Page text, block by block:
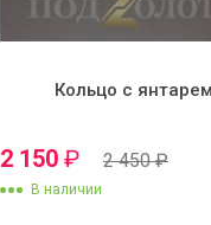
Кольцо с янтарем
2 150 ₽ 2 450₽
В наличии